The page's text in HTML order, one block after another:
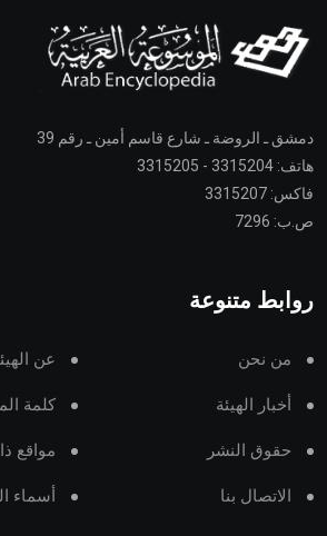
دمشق ـ الروضة ـ شارع قاسم أمين ـ رقم 39
هاتف: 3315204 - 3315205
فاكس: 3315207
ص.ب: 7296
روابط متنوعة
من نحن عن
أخبار الهيئة كلمة
حقوق النشر مواقع
الاتصال بنا أسماء